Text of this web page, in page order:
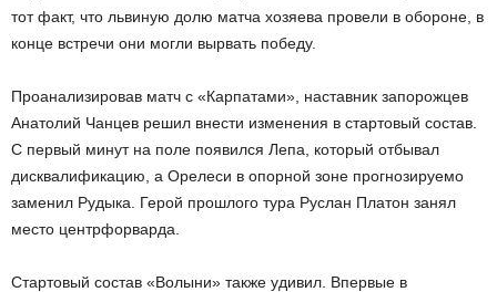
тот факт, что львиную долю матча хозяева провели в обороне, в
конце встречи они могли вырвать победу.
Проанализировав матч с «Карпатами», наставник запорожцев
Анатолий Чанцев решил внести изменения в стартовый состав.
С первый минут на поле появился Лепа, который отбывал
дисквалификацию, а Орелеси в опорной зоне прогнозируемо
заменил Рудыка. Герой прошлого тура Руслан Платон занял
место центрфорварда.
Стартовый состав «Волыни» также удивил. Впервые в